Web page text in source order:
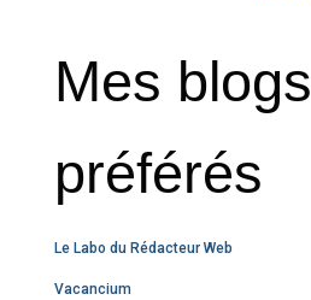
Mes blogs
préférés
Le Labo du Rédacteur Web
Vacancium